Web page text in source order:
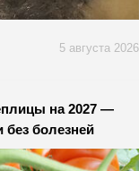
5 августа 2026
на 2027 —
болезней